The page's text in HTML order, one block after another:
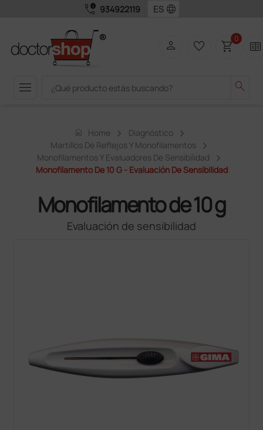
call_quality 934922119 language
menu search
person favorite_border shopping_cart0 two_pager
home Home
Diagnóstico
Martillos De Reflejos Y Monofilamentos
Monofilamentos Y Evaluadores De Sensibilidad
Monofilamento De 10 G - Evaluación De Sensibilidad
Monofilamento de 10 g
Evaluación de sensibilidad